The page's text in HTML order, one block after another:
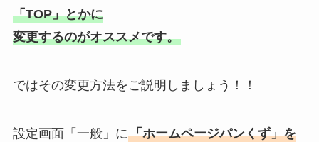
「TOP」とかに
変更するのがオススメです。
ではその変更方法をご説明しましょう！！
設定画面「一般」に「ホームページパンくず」を